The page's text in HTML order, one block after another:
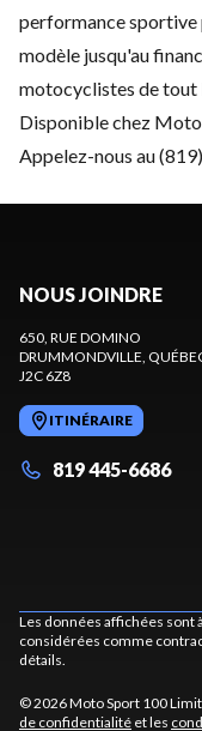
performance sportive
modèle jusqu'au
motocyclistes de tout
Disponible chez
Appelez-nous au
NOUS JOINDRE
650, RUE DOMINO
DRUMMONDVILLE,
J2C 6Z8
ITINÉRAIRE
819 445-6686
Les données affichées
considérées comme
détails.
© 2026 Moto Sport 100
de confidentialité et les